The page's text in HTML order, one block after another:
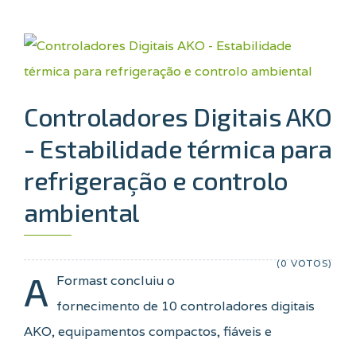
Controladores Digitais AKO
- Estabilidade térmica para
refrigeração e controlo
ambiental
(0 VOTOS)
A Formast concluiu o
fornecimento de 10 controladores digitais
AKO, equipamentos compactos, fiáveis e